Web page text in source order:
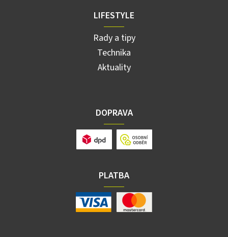
LIFESTYLE
Rady a tipy
Technika
Aktuality
DOPRAVA
PLATBA